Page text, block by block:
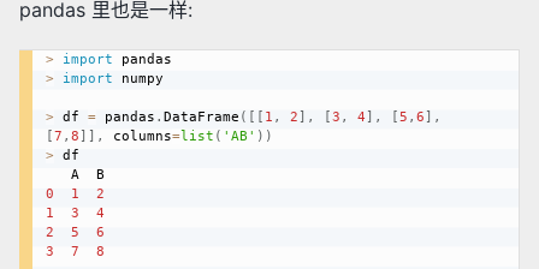
pandas 里也是一样:
> import
>
import numpy
> df = pandas . DataFrame ( [ [ 1 , 2 ] , [3 , 4 ] , [5 , 6 ] ,
[7 , 8 ] ] , columns=list ( 'AB' ) )
> df
0
1
2
1
3
4
2
5
6
3
7 8